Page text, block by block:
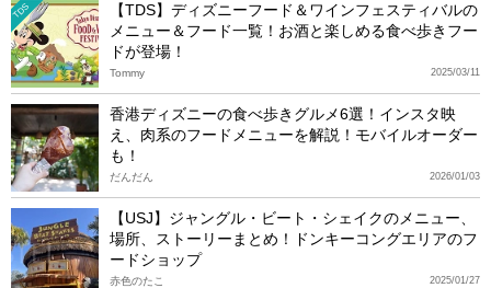
TDS
【TDS】ディズニーフード＆ワインフェスティバルの
メニュー＆フード一覧！お酒と楽しめる食べ歩きフー
ドが登場！
2025/03/11
Tommy
香港ディズニーの食べ歩きグルメ6選！インスタ映
え、肉系のフードメニューを解説！モバイルオーダー
も！
2026/01/03
だんだん
【USJ】ジャングル・ビート・シェイクのメニュー、
場所、ストーリーまとめ！ドンキーコングエリアのフ
ードショップ
2025/01/27
赤色のたこ